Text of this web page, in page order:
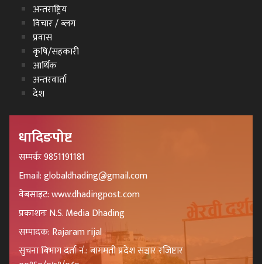
अन्तराष्ट्रिय
विचार / ब्लग
प्रवास
कृषि/सहकारी
आर्थिक
अन्तरवार्ता
देश
धादिङपोष्ट
सम्पर्कः 9851191181
Email: globaldhading@gmail.com
वेबसाइट: www.dhadingpost.com
प्रकाशनः N.S. Media Dhading
सम्पादक: Rajaram rijal
सुचना बिभाग दर्ता नं.: बागमती प्रदेश सञ्चार रजिष्टार